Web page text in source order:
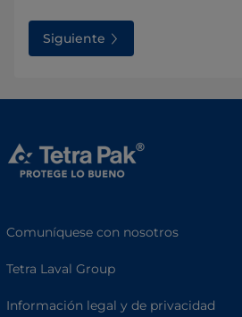
Siguiente
Comuníquese con nosotros
Tetra Laval Group
Información legal y de privacidad